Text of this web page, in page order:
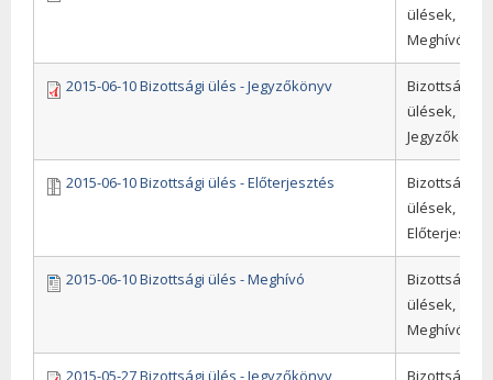
ülések,
Meghívók
2015-06-10 Bizottsági ülés - Jegyzőkönyv
Bizottsági
ülések,
2015-06-10 Bizottsági ülés - Előterjesztés
Bizottsági
ülések,
2015-06-10 Bizottsági ülés - Meghívó
Bizottsági
ülések,
Meghívók
2015-05-27 Bizottsági ülés - Jegyzőkönyv Bizottsági